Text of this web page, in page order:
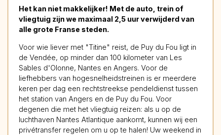
Het kan niet makkelijker! Met de auto, trein of
vliegtuig zijn we maximaal 2,5 uur verwijderd van
alle grote Franse steden.
Voor wie liever met "Titine" reist, de Puy du Fou ligt in
de Vendée, op minder dan 100 kilometer van Les
Sables d'Olonne, Nantes en Angers. Voor de
liefhebbers van hogesnelheidstreinen is er meerdere
keren per dag een rechtstreekse pendeldienst tussen
het station van Angers en de Puy du Fou. Voor
degenen die met het vliegtuig reizen: als u op de
luchthaven Nantes Atlantique aankomt, kunnen wij een
privétransfer regelen om u op te halen! Uw weekend in